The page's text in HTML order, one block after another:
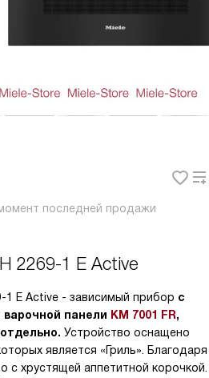
последней продажи
H 2269-1 E Active
1 E Active - зависимый прибор с
панели KM 7001 FR,
Устройство оснащено
является «Гриль». Благодаря
с хрустящей аппетитной корочкой.